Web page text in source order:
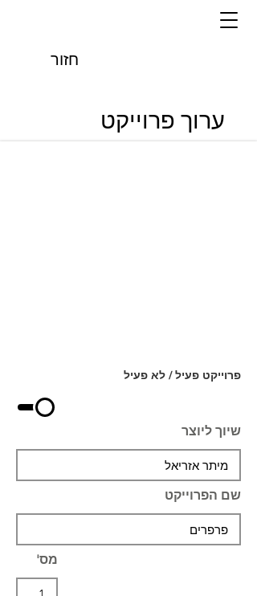
חזור
ערוך פרוייקט
פרוייקט פעיל / לא פעיל
שיוך ליוצר
שם הפרוייקט
מס'